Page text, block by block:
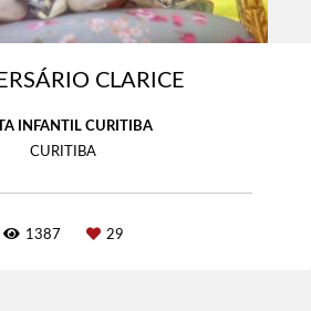
CLARICE
INFANTIL CURITIBA
CURITIBA
1387 29